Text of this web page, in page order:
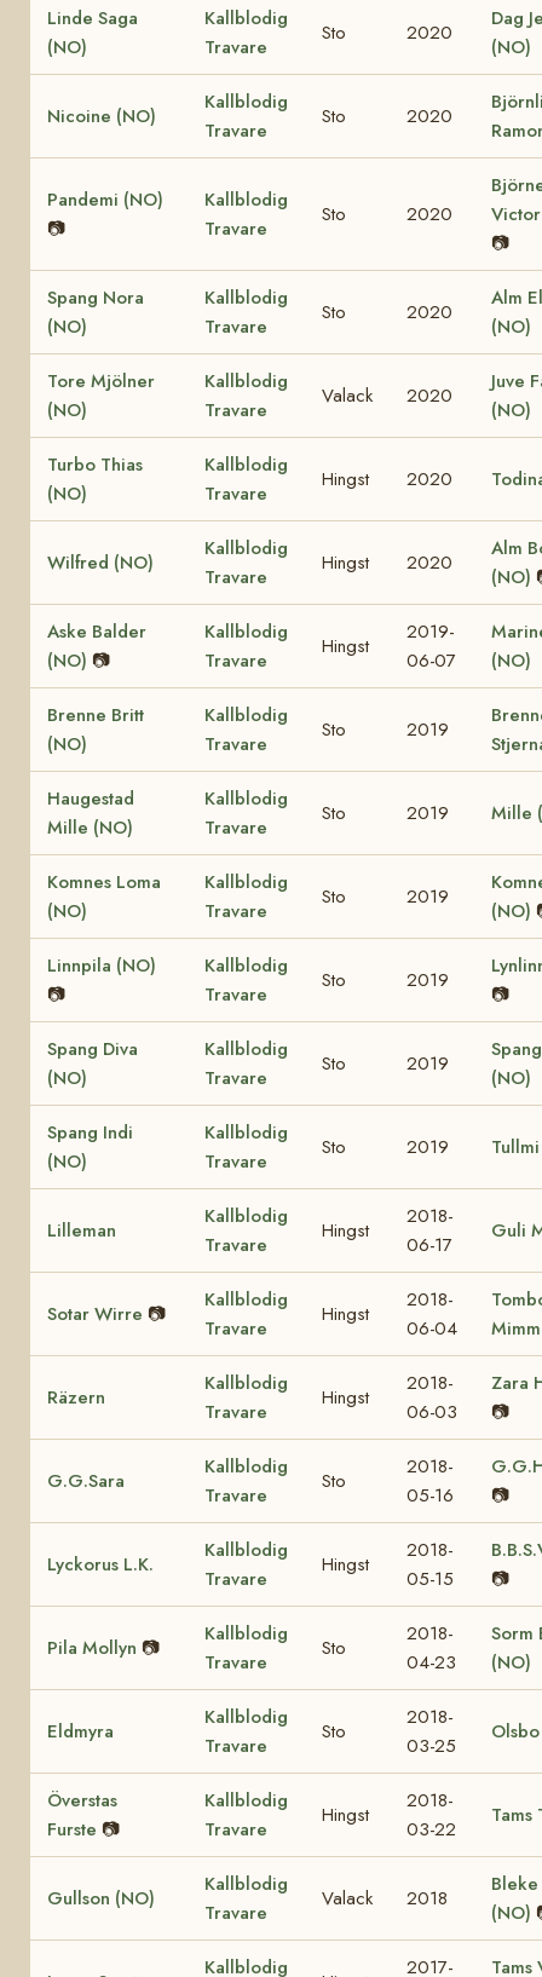
Linde Saga
(NO)
Kallblodig
Travare
Sto 2020
Dag
(NO)
Nicoine (NO)
Kallblodig
Travare
Sto 2020
Pandemi (NO)
📷
Kallblodig
Travare
Sto 2020
📷
Spang Nora
(NO)
Kallblodig
Travare
Sto 2020
Alm
(NO)
Tore Mjölner
(NO)
Kallblodig
Travare
Valack 2020
Juve
(NO)
Turbo Thias
(NO)
Kallblodig
Travare
Hingst 2020
Wilfred (NO)
Kallblodig
Travare
Hingst 2020
Alm
(NO)
Aske Balder
(NO) 📷
Kallblodig
Travare
Hingst
2019-
06-07
(NO)
Brenne Britt
(NO)
Kallblodig
Travare
Sto 2019
Haugestad
Mille (NO)
Kallblodig
Travare
Sto 2019 Mille
Komnes Loma
(NO)
Kallblodig
Travare
Sto 2019
(NO)
Linnpila (NO)
📷
Kallblodig
Travare
Sto 2019
📷
Spang Diva
(NO)
Kallblodig
Travare
Sto 2019
(NO)
Spang Indi
(NO)
Kallblodig
Travare
Sto 2019
Lilleman
Kallblodig
Travare
Hingst
2018-
06-17
Guli
Sotar Wirre 📷
Kallblodig
Travare
Hingst
2018-
06-04
Räzern
Kallblodig
Travare
Hingst
2018-
06-03
Zara
📷
G.G.Sara
Kallblodig
Travare
Sto
2018-
05-16
📷
Lyckorus L.K.
Kallblodig
Travare
Hingst
2018-
05-15
📷
Pila Mollyn 📷
Kallblodig
Travare
Sto
2018-
04-23
Sorm
(NO)
Eldmyra
Kallblodig
Travare
Sto
2018-
03-25
Överstas
Furste 📷
Kallblodig
Travare
Hingst
2018-
03-22
Tams
Gullson (NO)
Kallblodig
Travare
Valack 2018
(NO)
Kallblodig
2017-
Tams